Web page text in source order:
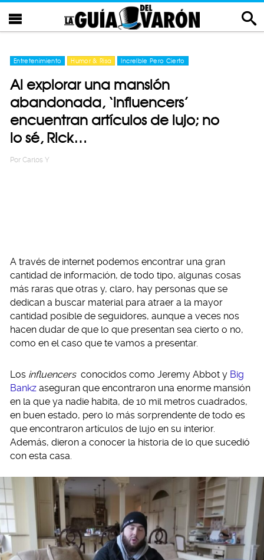
Entretenimiento Humor & Risa Increíble Pero Cierto
Al explorar una mansión
abandonada, ‘influencers’
encuentran artículos de lujo; no
lo sé, Rick…
Por Carlos Y
A través de internet podemos encontrar una gran
cantidad de información, de todo tipo, algunas cosas
más raras que otras y, claro, hay personas que se
dedican a buscar material para atraer a la mayor
cantidad posible de seguidores, aunque a veces nos
hacen dudar de que lo que presentan sea cierto o no,
como en el caso que te vamos a presentar.
Los influencers conocidos como Jeremy Abbot y Big
Bankz aseguran que encontraron una enorme mansión
en la que ya nadie habita, de 10 mil metros cuadrados,
en buen estado, pero lo más sorprendente de todo es
que encontraron artículos de lujo en su interior.
Además, dieron a conocer la historia de lo que sucedió
con esta casa.